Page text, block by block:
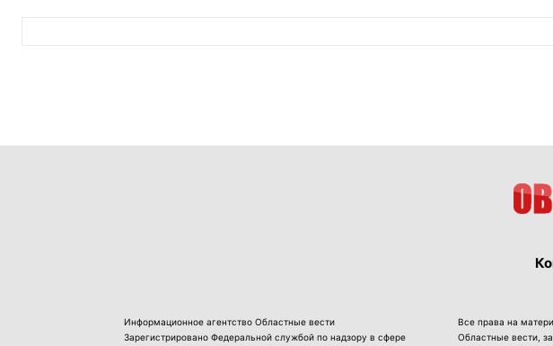
Информационное агентство Областные вести
Зарегистрировано Федеральной службой по надзору в сфере
Все права на
Областные вести,